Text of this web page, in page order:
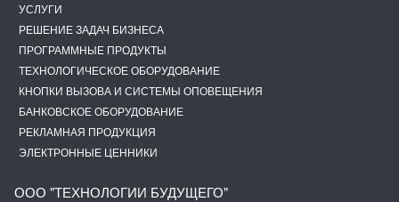
УСЛУГИ
РЕШЕНИЕ ЗАДАЧ БИЗНЕСА
ПРОГРАММНЫЕ ПРОДУКТЫ
ТЕХНОЛОГИЧЕСКОЕ ОБОРУДОВАНИЕ
КНОПКИ ВЫЗОВА И СИСТЕМЫ ОПОВЕЩЕНИЯ
БАНКОВСКОЕ ОБОРУДОВАНИЕ
РЕКЛАМНАЯ ПРОДУКЦИЯ
ЭЛЕКТРОННЫЕ ЦЕННИКИ
ООО "ТЕХНОЛОГИИ БУДУЩЕГО"